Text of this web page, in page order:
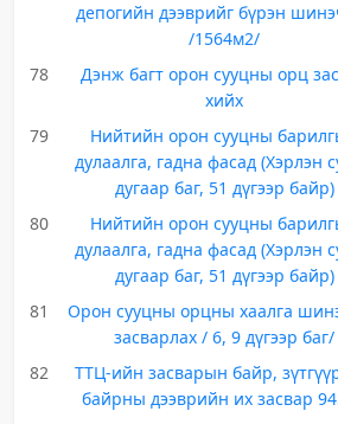
депогийн дээврийг бүрэн
/1564м2/
78
Дэнж багт орон сууцны орц
хийх
79
Нийтийн орон сууцны
дулаалга, гадна фасад (Хэрлэн
дугаар баг, 51 дүгээр байр)
80
Нийтийн орон сууцны
дулаалга, гадна фасад (Хэрлэн
дугаар баг, 51 дүгээр байр)
81
Орон сууцны орцны хаалга
засварлах / 6, 9 дүгээр баг/
82
ТТЦ-ийн засварын байр,
байрны дээврийн их засвар